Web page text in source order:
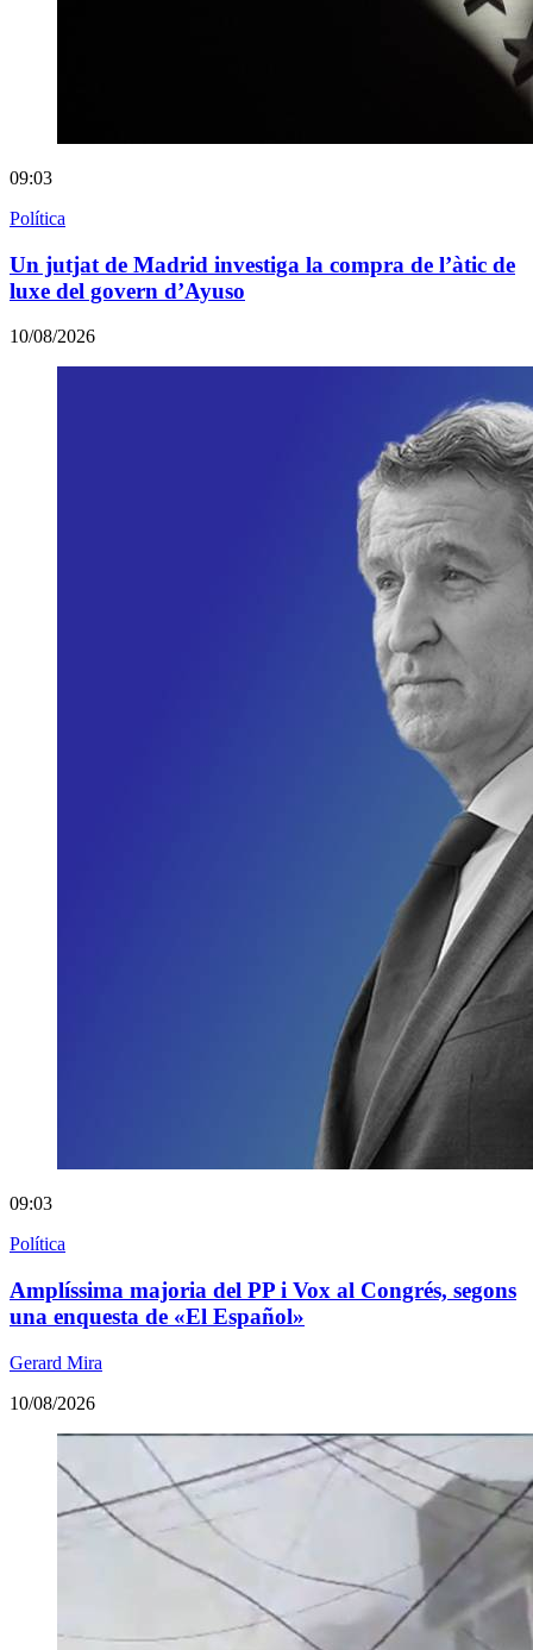
09:03
Política
Un jutjat de Madrid investiga la compra de l’àtic de
luxe del govern d’Ayuso
10/08/2026
09:03
Política
Amplíssima majoria del PP i Vox al Congrés, segons
una enquesta de «El Español»
Gerard Mira
10/08/2026